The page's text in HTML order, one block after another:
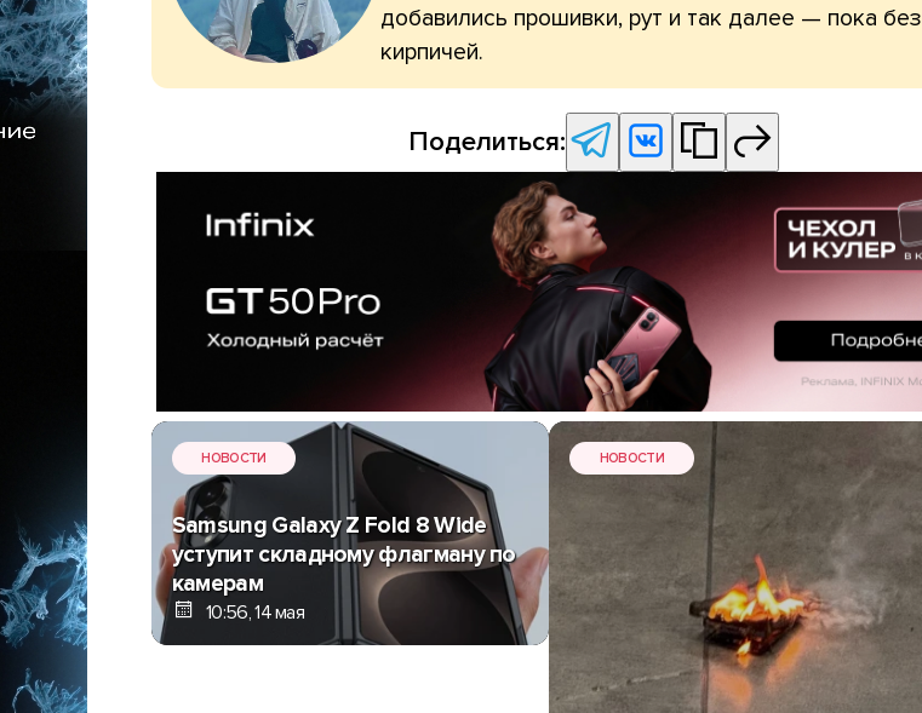
добавились прошивки, рут и так далее — пока без
кирпичей.
Поделиться:
НОВОСТИ
Samsung Galaxy Z Fold 8 Wide
уступит складному флагману по
камерам
10:56, 14 мая
НОВОСТИ